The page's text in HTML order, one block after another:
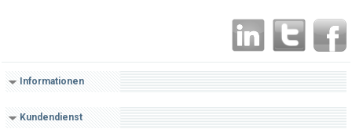
Informationen
Kundendienst